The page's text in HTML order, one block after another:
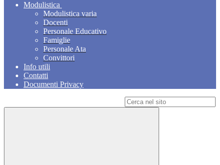
Modulistica
Modulistica varia
Docenti
Personale Educativo
Famiglie
Personale Ata
Convittori
Info utili
Contatti
Documenti Privacy